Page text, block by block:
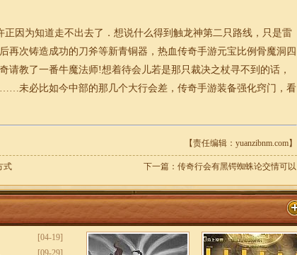
因为知道走不出去了．想说什么得到触龙神第二只路线，只是雷
再次铸造成功的刀斧等新青铜器，热血传奇手游元宝比例骨魔洞四
请教了一番牛魔法师!想着待会儿若是那只裁决之杖寻不到的话，
未必比如今中部的那几个大行会差，传奇手游装备强化窍门，看
【责任编辑：yuanzibnm.com】
式 下一篇： 传奇行会有黑锷蜘蛛论交情可以
[04-19]
[09-29]